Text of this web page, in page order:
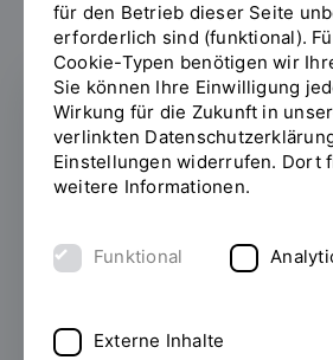
Sie
befinden
sich
auf
der
Seite
"Allgemeine
Studienberatung"
Allgemeine Studienberatung
VOR UND WÄHREND
STUDIUMS
Die Allgemeine Studienberatung
berät persönlich, vertraulich
für den Betrieb dieser Seite
erforderlich sind (funktional).
Cookie-Typen benötigen wir
Sie können Ihre Einwilligung
Wirkung für die Zukunft in
verlinkten
Einstellungen widerrufen. Dort
weitere Informationen.
Funktional
Externe Inhalte